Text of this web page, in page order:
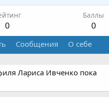
0
Баллы
0
Сообщения О себе
Лариса Ивченко пока